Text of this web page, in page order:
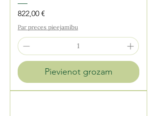
Cena
822,00 €
Par preces pieejamību
Pievienot grozam